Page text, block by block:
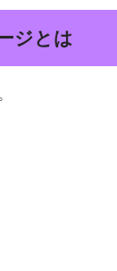
ジとは